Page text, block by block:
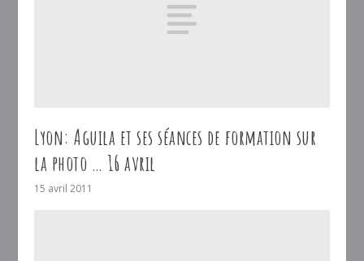
Lyon: Aguila et ses séances de formation sur
la photo … 16 avril
15 avril 2011